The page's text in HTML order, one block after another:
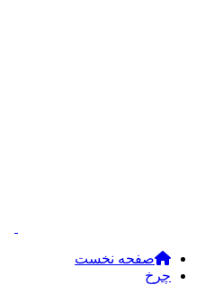
صفحه نخست
چرخ